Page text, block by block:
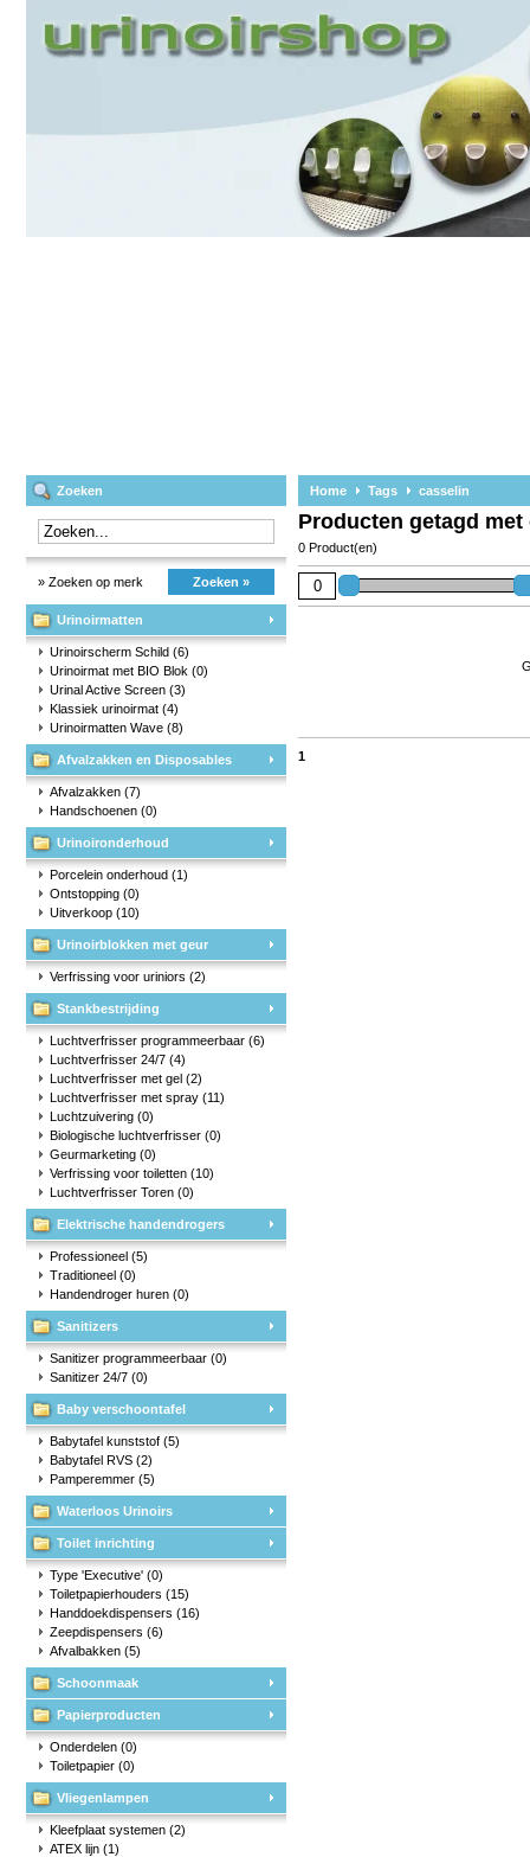
Zoeken
» Zoeken op merk Zoeken »
Urinoirmatten
Urinoirscherm Schild (6)
Urinoirmat met BIO Blok (0)
Urinal Active Screen (3)
Klassiek urinoirmat (4)
Urinoirmatten Wave (8)
Afvalzakken en Disposables
Afvalzakken (7)
Handschoenen (0)
Urinoironderhoud
Porcelein onderhoud (1)
Ontstopping (0)
Uitverkoop (10)
Urinoirblokken met geur
Verfrissing voor uriniors (2)
Stankbestrijding
Luchtverfrisser programmeerbaar (6)
Luchtverfrisser 24/7 (4)
Luchtverfrisser met gel (2)
Luchtverfrisser met spray (11)
Luchtzuivering (0)
Biologische luchtverfrisser (0)
Geurmarketing (0)
Verfrissing voor toiletten (10)
Luchtverfrisser Toren (0)
Elektrische handendrogers
Professioneel (5)
Traditioneel (0)
Handendroger huren (0)
Sanitizers
Sanitizer programmeerbaar (0)
Sanitizer 24/7 (0)
Baby verschoontafel
Babytafel kunststof (5)
Babytafel RVS (2)
Pamperemmer (5)
Waterloos Urinoirs
Toilet inrichting
Type 'Executive' (0)
Toiletpapierhouders (15)
Handdoekdispensers (16)
Zeepdispensers (6)
Afvalbakken (5)
Schoonmaak
Papierproducten
Onderdelen (0)
Toiletpapier (0)
Vliegenlampen
Kleefplaat systemen (2)
ATEX lijn (1)
Home Tags casselin
Producten getagd met
0 Product(en)
1